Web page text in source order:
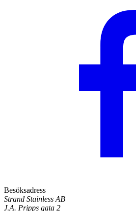
Besöksadress
Strand Stainless AB
J.A. Pripps gata 2